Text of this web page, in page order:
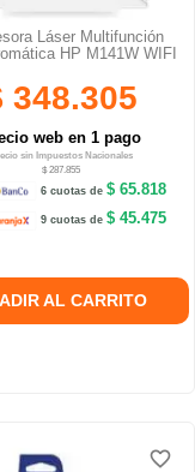
Láser Multifunción
HP M141W WIFI
348.305
web en 1 pago
sin Impuestos Nacionales
$ 287.855
6 cuotas de$ 65.818
9 cuotas de$ 45.475
AL CARRITO
favorite_border
favorite_border
favorite_border